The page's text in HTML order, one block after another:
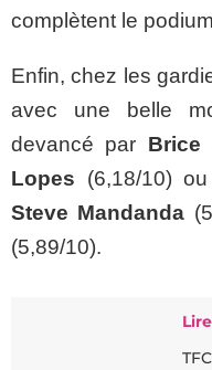
complètent le
Enfin, chez les
avec une belle
devancé par Brice
Lopes (6,18/10)
Steve Mandanda
(5,89/10).